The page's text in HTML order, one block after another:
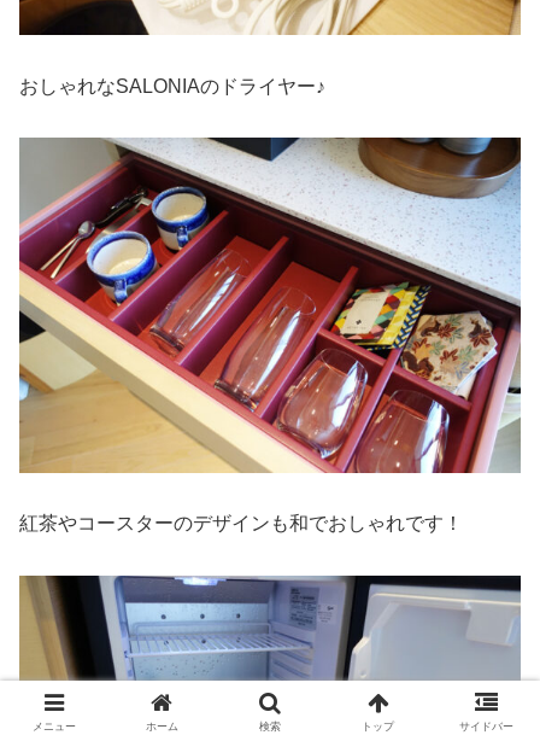
おしゃれなSALONIAのドライヤー♪
紅茶やコースターのデザインも和でおしゃれです！
メニュー ホーム 検索 トップ サイドバー